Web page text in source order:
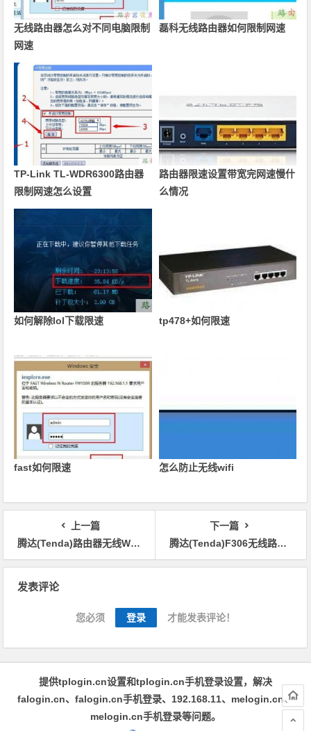
无线路由器怎么对不同电脑限制
网速
磊科无线路由器如何限制网速
TP-Link TL-WDR6300路由器
限制网速怎么设置
路由器限速设置带宽完网速慢什
么情况
如何解除lol下载限速 tp478+如何限速
fast如何限速 怎么防止无线wifi
上一篇
腾达(Tenda)路由器无线WiFi密码设置修改方法
下一篇
腾达(Tenda)F306无线路由器ADSL拨号上网设置
发表评论
您必须 登录 才能发表评论！
提供tplogin.cn设置和tplogin.cn手机登录设置，解决
falogin.cn、falogin.cn手机登录、192.168.11、melogin.cn、
melogin.cn手机登录等问题。